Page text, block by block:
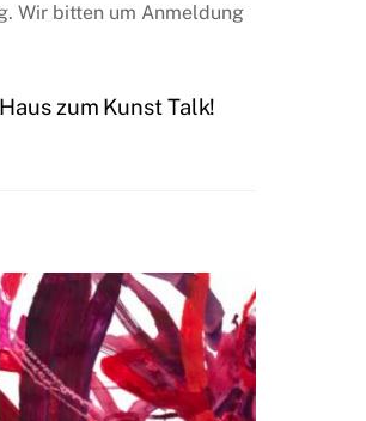
Wir bitten um Anmeldung
zum Kunst Talk!